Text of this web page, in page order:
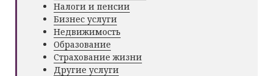
Налоги и пенсии
Бизнес услуги
Недвижимость
Образование
Страхование жизни
Другие услуги